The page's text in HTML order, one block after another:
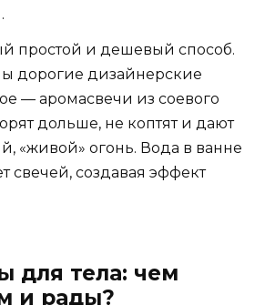
простой и дешевый способ.
дорогие дизайнерские
— аромасвечи из соевого
дольше, не коптят и дают
«живой» огонь. Вода в ванне
свечей, создавая эффект
для тела: чем
и рады?